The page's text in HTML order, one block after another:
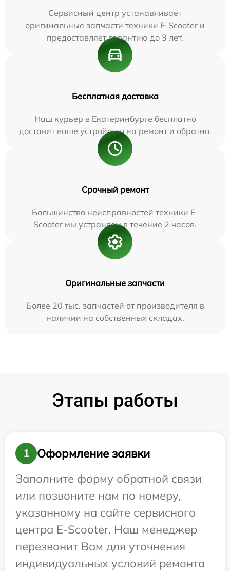
Сервисный центр устанавливает
оригинальные запчасти техники E-Scooter и
предоставляет гарантию до 3 лет.
Бесплатная доставка
Наш курьер в Екатеринбурге бесплатно
доставит ваше устройство на ремонт и обратно.
Срочный ремонт
Большинство неисправностей техники E-
Scooter мы устраняем в течение 2 часов.
Оригинальные запчасти
Более 20 тыс. запчастей от производителя в
наличии на собственных складах.
Этапы работы
1
Оформление заявки
Заполните форму обратной связи
или позвоните нам по номеру,
указанному на сайте сервисного
центра E-Scooter. Наш менеджер
перезвонит Вам для уточнения
индивидуальных условий ремонта